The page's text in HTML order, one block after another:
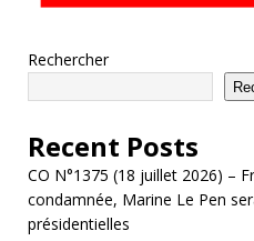
Rechercher
Recent Posts
CO N°1375 (18 juillet 2026) –
condamnée, Marine Le Pen
présidentielles